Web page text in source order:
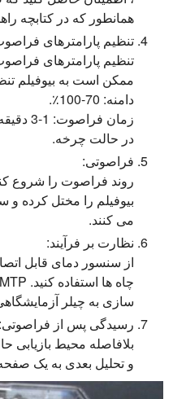
همانطور که در کتابچه
تنظیم پارامترهای
ممکن است به بیوفیلم
دامنه: 70-100٪.
زمان
در حالت چرخه.
فراصوتی:
روند فراصوت را شروع
بیوفیلم را مختل کرده و
می کنند.
نظارت بر فرآیند:
از سنسور دمای قابل
سازی به چیلر
رسیدگی پس از فراصوتی:
بلافاصله محیط بازیابی
و تحلیل بعدی به یک